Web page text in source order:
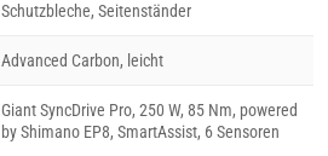
Schutzbleche, Seitenständer
Advanced Carbon, leicht
Giant SyncDrive Pro, 250 W, 85 Nm, powered
by Shimano EP8, SmartAssist, 6 Sensoren